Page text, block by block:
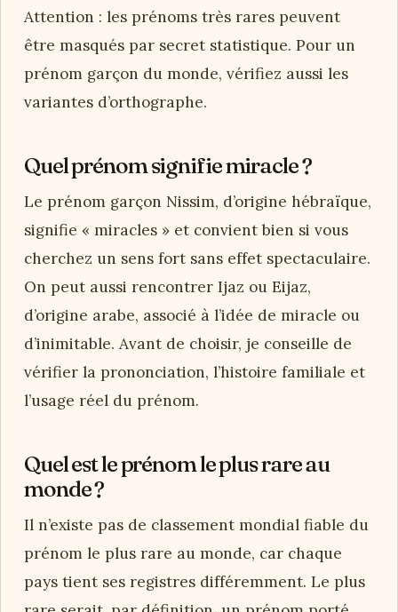
Attention : les prénoms très rares peuvent
être masqués par secret statistique. Pour un
prénom garçon du monde, vérifiez aussi les
variantes d’orthographe.
Quel prénom signifie miracle ?
Le prénom garçon Nissim, d’origine hébraïque,
signifie « miracles » et convient bien si vous
cherchez un sens fort sans effet spectaculaire.
On peut aussi rencontrer Ijaz ou Eijaz,
d’origine arabe, associé à l’idée de miracle ou
d’inimitable. Avant de choisir, je conseille de
vérifier la prononciation, l’histoire familiale et
l’usage réel du prénom.
Quel est le prénom le plus rare au
monde ?
Il n’existe pas de classement mondial fiable du
prénom le plus rare au monde, car chaque
pays tient ses registres différemment. Le plus